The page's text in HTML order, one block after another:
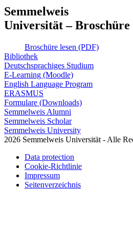
Semmelweis
Universität – Broschüre
Broschüre lesen (PDF)
Bibliothek
Deutschsprachiges Studium
E-Learning (Moodle)
English Language Program
ERASMUS
Formulare (Downloads)
Semmelweis Alumni
Semmelweis Scholar
Semmelweis University
2026 Semmelweis Universität - Alle
Data protection
Cookie-Richtlinie
Impressum
Seitenverzeichnis